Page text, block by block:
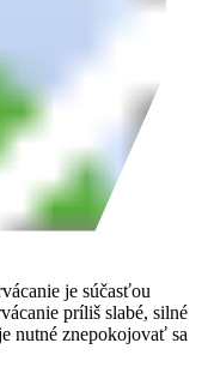
je súčasťou
príliš slabé, silné
nutné znepokojovať sa